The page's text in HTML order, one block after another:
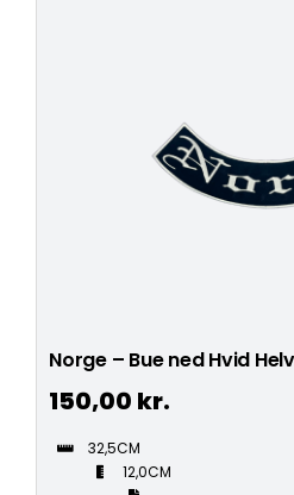
Norge – Bue ned Hvid
150,00 kr.
32,5CM
12,0CM